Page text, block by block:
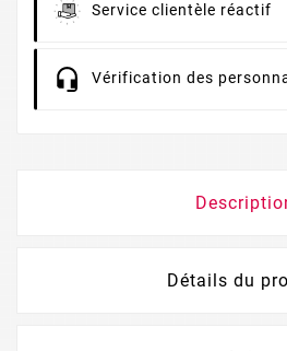
Service clientèle réactif
Vérification des
Détails du